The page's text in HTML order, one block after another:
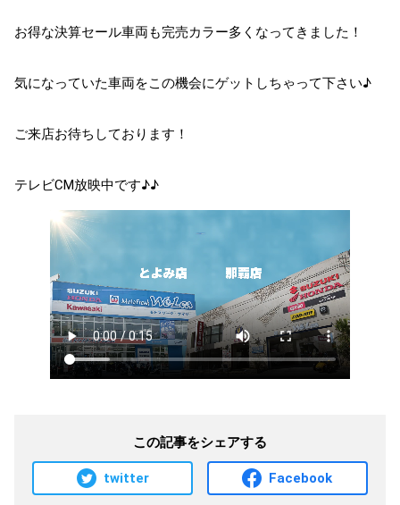
お得な決算セール車両も完売カラー多くなってきました！
気になっていた車両をこの機会にゲットしちゃって下さい♪
ご来店お待ちしております！
テレビCM放映中です♪♪
この記事をシェアする
twitter Facebook